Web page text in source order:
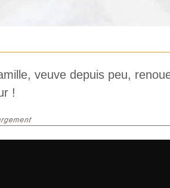
veuve depuis peu,
!